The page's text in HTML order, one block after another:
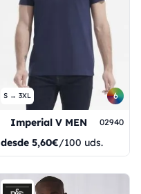
S → 3XL 6
Imperial V MEN 02940
desde 5,60€/100 uds.